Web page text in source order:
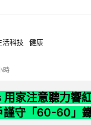
活科技 健康
時
家注意聽力響
謹守「60-60」